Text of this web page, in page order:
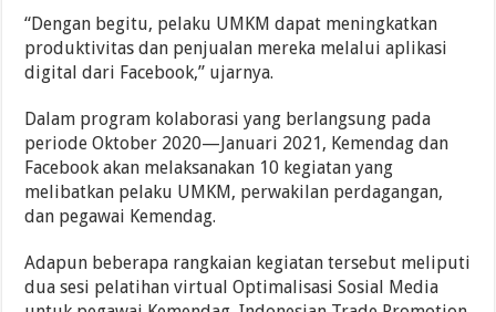
“Dengan begitu, pelaku UMKM dapat meningkatkan
produktivitas dan penjualan mereka melalui aplikasi
digital dari Facebook,” ujarnya.
Dalam program kolaborasi yang berlangsung pada
periode Oktober 2020—Januari 2021, Kemendag dan
Facebook akan melaksanakan 10 kegiatan yang
melibatkan pelaku UMKM, perwakilan perdagangan,
dan pegawai Kemendag.
Adapun beberapa rangkaian kegiatan tersebut meliputi
dua sesi pelatihan virtual Optimalisasi Sosial Media